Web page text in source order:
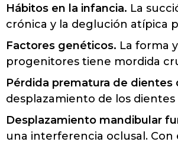
Hábitos en la infancia. La
crónica y la deglución atípica
Factores genéticos. La forma
progenitores tiene mordida
Pérdida prematura de dientes
desplazamiento de los
Desplazamiento mandibular
una interferencia oclusal.